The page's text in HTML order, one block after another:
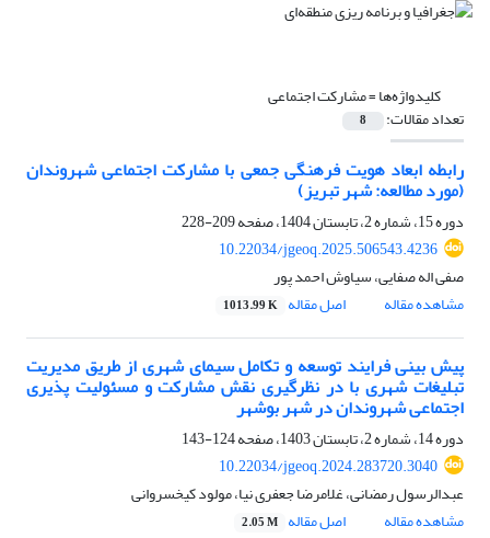
کلیدواژه‌ها =مشارکت اجتماعی
تعداد مقالات: 8
رابطه ابعاد هویت فرهنگی جمعی با مشارکت اجتماعی شهروندان
(مورد مطالعه: شهر تبریز)
دوره 15، شماره 2، تابستان 1404، صفحه
209-228
10.22034/jgeoq.2025.506543.4236
صفی اله صفایی، سیاوش احمد پور
مشاهده مقاله
اصل مقاله 1013.99 K
پیش بینی فرایند توسعه و تکامل سیمای شهری از طریق مدیریت
تبلیغات شهری با در نظرگیری نقش مشارکت و مسئولیت پذیری
اجتماعی شهروندان در شهر بوشهر
دوره 14، شماره 2، تابستان 1403، صفحه
124-143
10.22034/jgeoq.2024.283720.3040
عبدالرسول رمضانی، غلامرضا جعفری نیا، مولود کیخسروانی
مشاهده مقاله
اصل مقاله 2.05 M